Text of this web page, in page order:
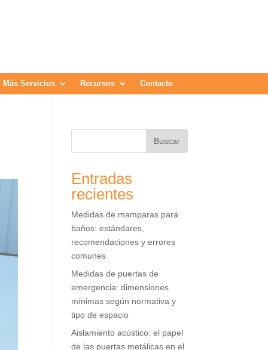
Más Servicios Recursos Contacto
Buscar
Entradas
recientes
Medidas de mamparas para
baños: estándares,
recomendaciones y errores
comunes
Medidas de puertas de
emergencia: dimensiones
mínimas según normativa y
tipo de espacio
Aislamiento acústico: el papel
de las puertas metálicas en el